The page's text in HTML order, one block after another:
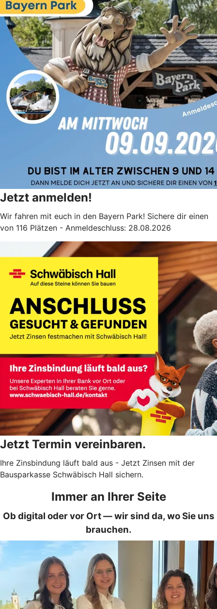
Jetzt anmelden!
Wir fahren mit euch in den Bayern Park! Sichere dir einen
von 116 Plätzen - Anmeldeschluss: 28.08.2026
Jetzt Termin vereinbaren.
Ihre Zinsbindung läuft bald aus - Jetzt Zinsen mit der
Bausparkasse Schwäbisch Hall sichern.
Immer an Ihrer Seite
Ob digital oder vor Ort — wir sind da, wo Sie uns
brauchen.